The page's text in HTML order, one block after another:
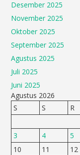
Desember 2025
November 2025
Oktober 2025
September 2025
Agustus 2025
Juli 2025
Juni 2025
Agustus 2026
S
S R
3
4 5
10
11 12